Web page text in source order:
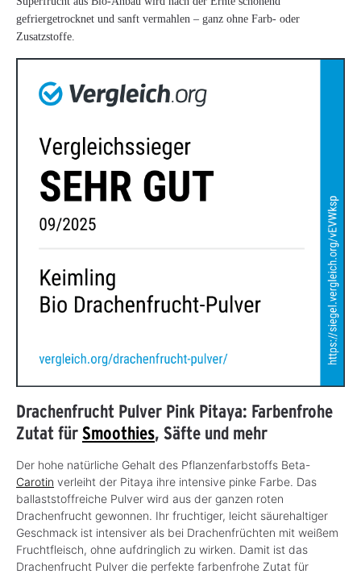
gefriergetrocknet und sanft vermahlen – ganz ohne Farb- oder
Zusatzstoffe.
Drachenfrucht Pulver Pink Pitaya: Farbenfrohe
Zutat fürSmoothies, Säfte und mehr
Der hohe natürliche Gehalt des Pflanzenfarbstoffs Beta-
Carotin verleiht der Pitaya ihre intensive pinke Farbe. Das
ballaststoffreiche Pulver wird aus der ganzen roten
Drachenfrucht gewonnen. Ihr fruchtiger, leicht säurehaltiger
Geschmack ist intensiver als bei Drachenfrüchten mit weißem
Fruchtfleisch, ohne aufdringlich zu wirken. Damit ist das
Drachenfrucht Pulver die perfekte farbenfrohe Zutat für